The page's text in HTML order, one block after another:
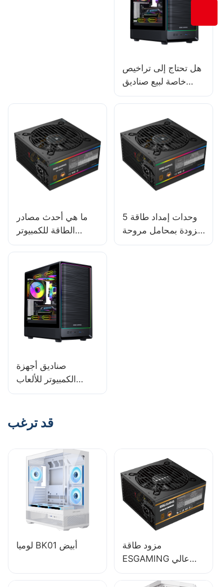
هل تحتاج إلى تراخيص
خاصة لبيع صناديق
الكمبيوتر؟
ما هي أحدث مصادر
الطاقة للكمبيوتر
الشخصي المزودة
الذكية؟
5 وحدات إمداد طاقة
مزودة بمحامل مروحة
عالية الجودة لضمان
صناديق أجهزة
الكمبيوتر للألعاب
2025: فوائد اختيار
قد ترغب
لوميا BK01 أبيض
مزود طاقة
ESGAMING عالي
الجودة بقدرة 650